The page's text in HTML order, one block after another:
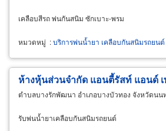
เคลือบสีรถ พ่นกันสนิม ซักเบาะ-พรม
หมวดหมู่ :บริการพ่นน้ำยา เคลือบกันสนิมรถยนต์
ห้างหุ้นส่วนจำกัด แอนตี้รัสท์ แอนด์
ตำบลบางรักพัฒนา อำเภอบางบัวทอง จังหวัดนน
รับพ่นน้ำยาเคลือบกันสนิมรถยนต์